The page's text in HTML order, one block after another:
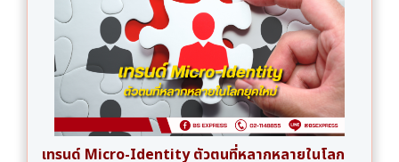
เทรนด์ Micro-Identity ตัวตนที่หลากหลายในโลก